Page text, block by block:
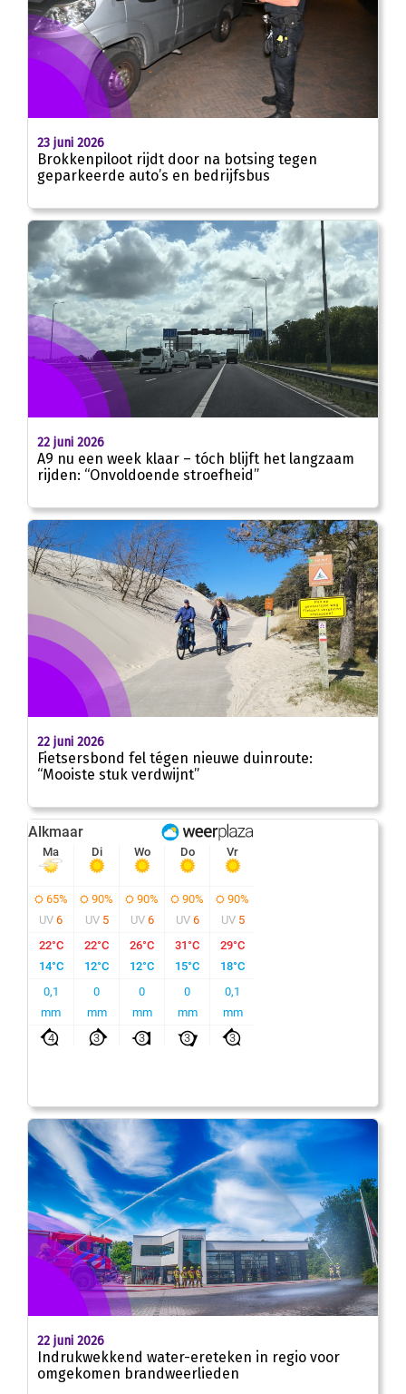
23 juni 2026
Brokkenpiloot rijdt door na botsing tegen
geparkeerde auto’s en bedrijfsbus
22 juni 2026
A9 nu een week klaar – tóch blijft het langzaam
rijden: “Onvoldoende stroefheid”
22 juni 2026
Fietsersbond fel tégen nieuwe duinroute:
“Mooiste stuk verdwijnt”
22 juni 2026
Indrukwekkend water-ereteken in regio voor
omgekomen brandweerlieden